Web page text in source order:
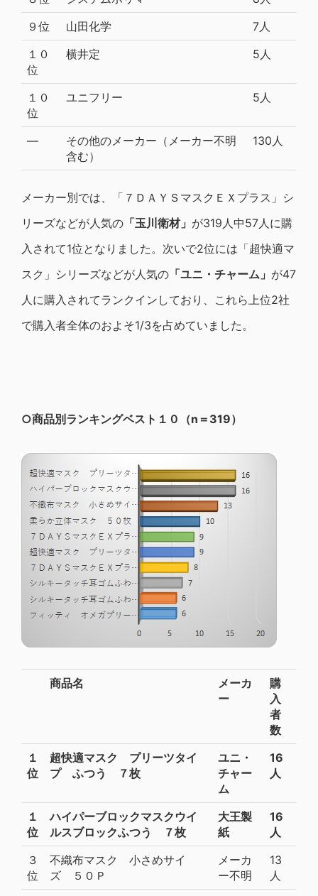
９位
山田化学
7人
１０
位
横井定 5人
１０
位
ユニフリー 5人
―
その他のメーカー（メーカー不明
含む）
130人
メーカー別では、「７ＤＡＹＳマスクＥＸプラス」シ
リーズなどが人気の 「玉川衛材」 が319人中57人に購
入されて1位となりました。次いで2位には「超快適マ
スク」シリーズなどが人気の 「ユニ・チャーム」 が47
人に購入されてランクインしており、これら上位2社
で購入者全体のおよそ1/3を占めていました。
○商品別ランキングベスト１０（n＝319）
商品名
メーカ
ー
購
入
者
数
１
位
超快適マスク プリーツタイ
プ ふつう ７枚
ユニ・
チャー
ム
16
人
１
位
ハイパーブロックマスクウイ
ルスブロックふつう ７枚
大王製
紙
16
人
３
位
不織布マスク 小さめサイ
ズ ５０Ｐ
メーカ
ー不明
13
人